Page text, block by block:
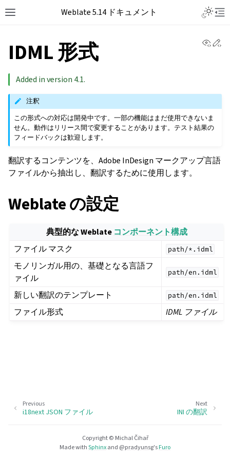
Weblate 5.14 ドキュメント
IDML 形式
Added in version 4.1.
注釈
この形式への対応は開発中です。一部の機能はまだ使用できないま
せん。動作はリリース間で変更することがあります。テスト結果の
フィードバックは歓迎します。
翻訳するコンテンツを、Adobe InDesign マークアップ言語
ファイルから抽出し、翻訳するために使用します。
Weblate の設定
典型的な Weblate コンポーネント構成
ファイル マスク
path/*.idml
モノリンガル用の、基礎となる言語フ
ァイル
path/en.idml
新しい翻訳のテンプレート path/en.idml
ファイル形式 IDML ファイル
Next
INI の翻訳
Previous
i18next JSON ファイル
Copyright © Michal Čihař
Made withSphinxand @pradyunsg'sFuro